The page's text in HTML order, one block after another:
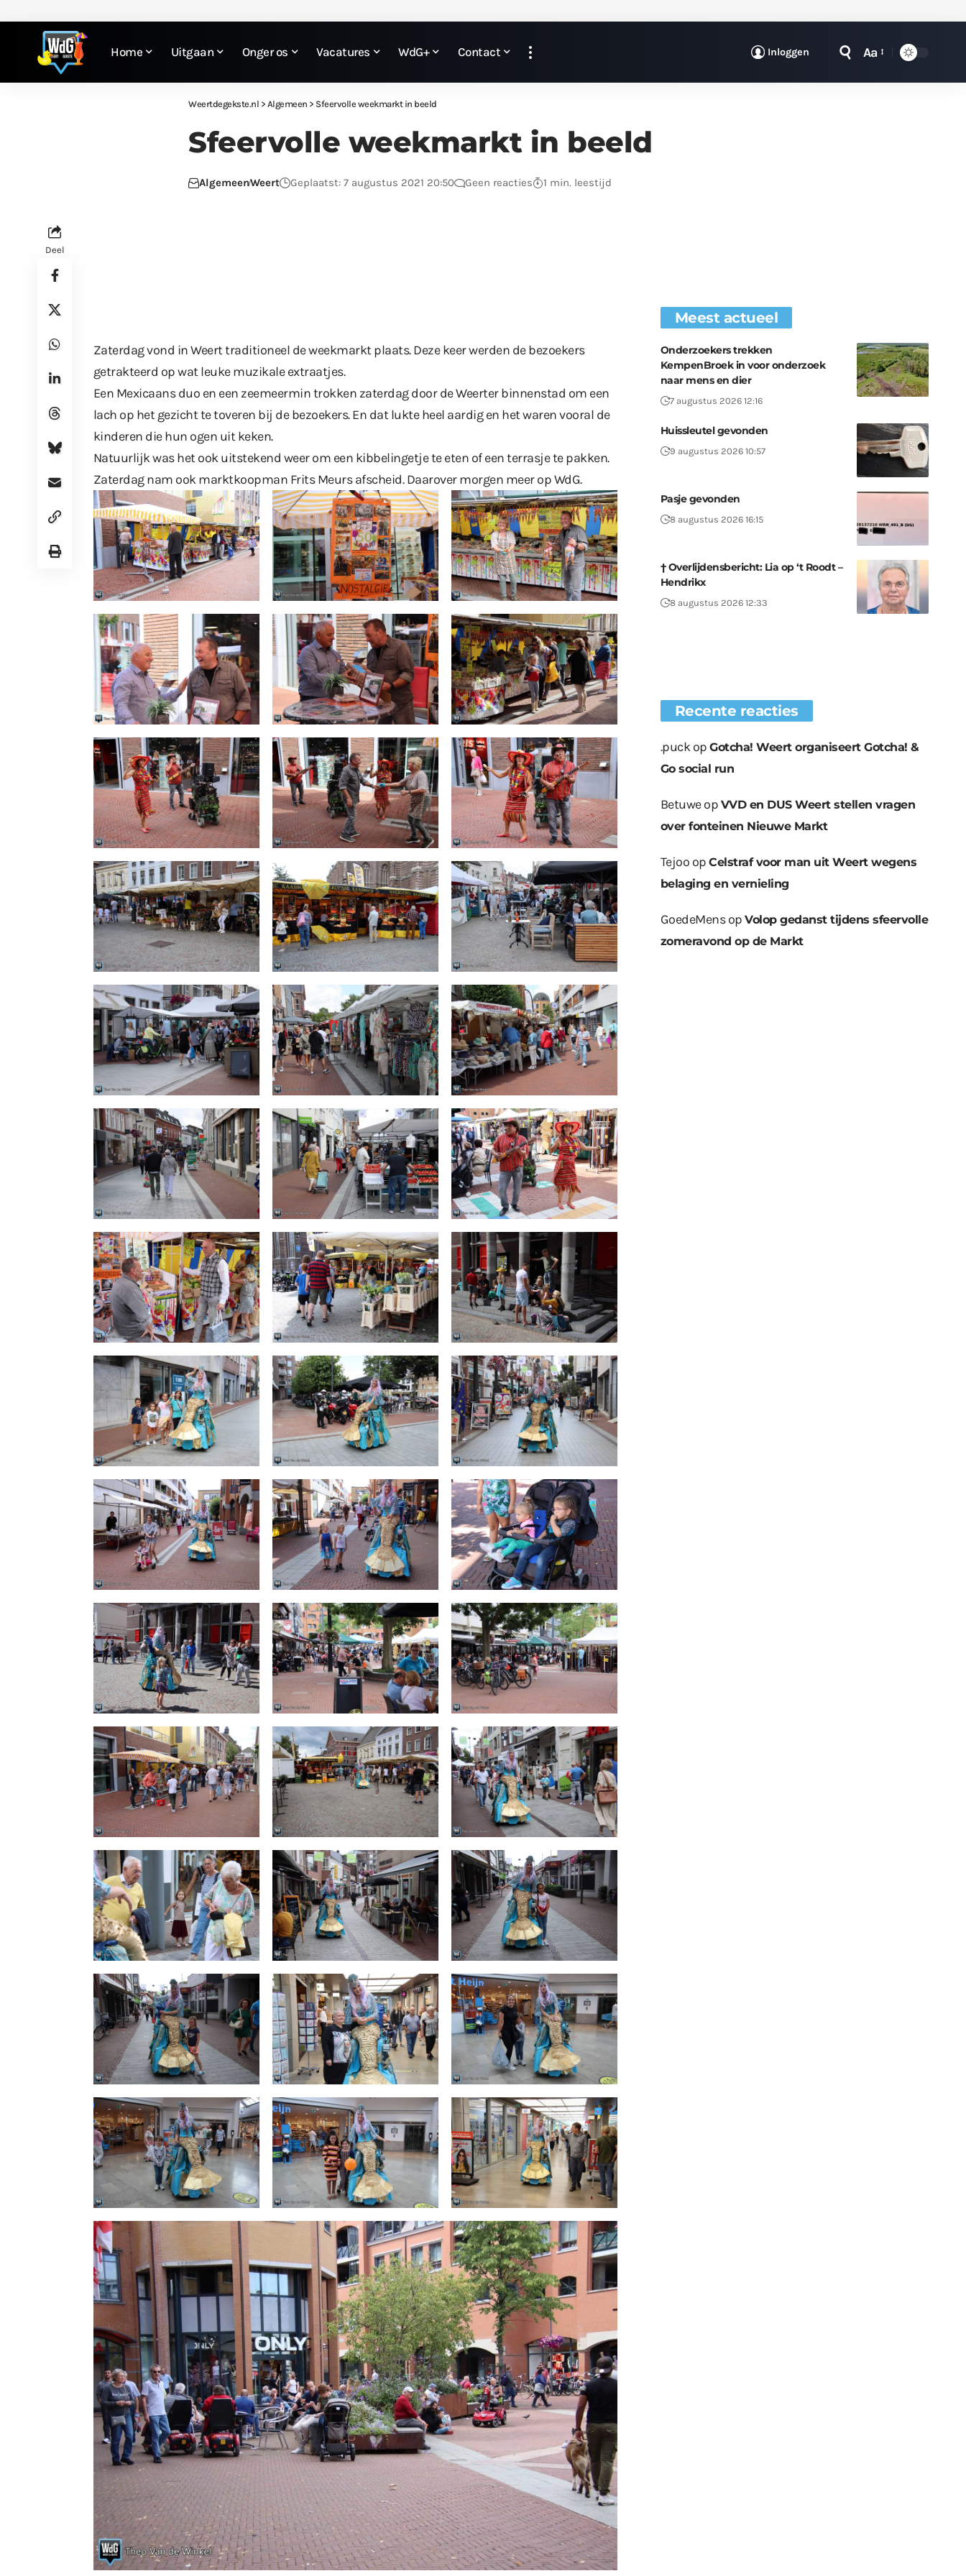
Home Uitgaan Onger os Vacatures WdG+ Contact Inloggen Aa
Weertdegekste.nl > Algemeen > Sfeervolle weekmarkt in beeld
Sfeervolle weekmarkt in beeld
AlgemeenWeert Geplaatst: 7 augustus 2021 20:50 Geen reacties 1 min. leestijd
Deel
Zaterdag vond in Weert traditioneel de weekmarkt plaats. Deze keer werden de bezoekers
getrakteerd op wat leuke muzikale extraatjes.
Een Mexicaans duo en een zeemeermin trokken zaterdag door de Weerter binnenstad om een
lach op het gezicht te toveren bij de bezoekers. En dat lukte heel aardig en het waren vooral de
kinderen die hun ogen uit keken.
Natuurlijk was het ook uitstekend weer om een kibbelingetje te eten of een terrasje te pakken.
Zaterdag nam ook marktkoopman Frits Meurs afscheid. Daarover morgen meer op WdG.
Meest actueel
Onderzoekers trekken
KempenBroek in voor onderzoek
naar mens en dier
7 augustus 2026 12:16
Huissleutel gevonden
9 augustus 2026 10:57
Pasje gevonden
8 augustus 2026 16:15
† Overlijdensbericht: Lia op ‘t Roodt –
Hendrikx
8 augustus 2026 12:33
Recente reacties
.puckopGotcha! Weert organiseert Gotcha! &
Go social run
Betuweop VVD en DUS Weert stellen vragen
over fonteinen Nieuwe Markt
Tejoo opCelstraf voor man uit Weert wegens
belaging en vernieling
GoedeMensopVolop gedanst tijdens sfeervolle
zomeravond op de Markt